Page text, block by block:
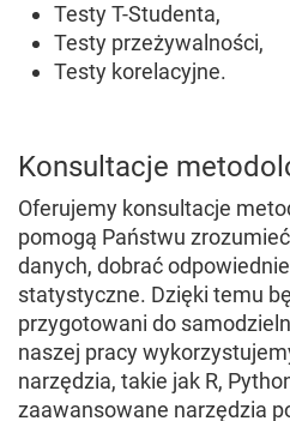
Testy T-Studenta,
Testy przeżywalności,
Testy korelacyjne.
Konsultacje
Oferujemy konsultacje
pomogą Państwu
danych, dobrać
statystyczne. Dzięki temu
przygotowani do
naszej pracy
narzędzia, takie jak R,
zaawansowane narzędzia